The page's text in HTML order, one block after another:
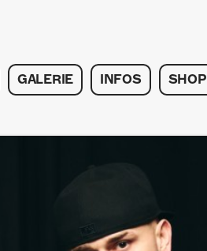
GALERIE INFOS SHOP